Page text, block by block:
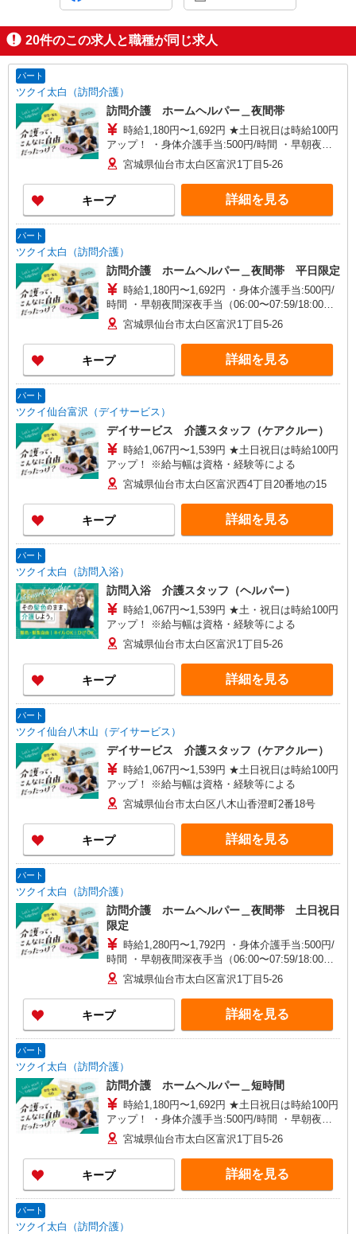
20件のこの求人と職種が同じ求人
パート
ツクイ太白（訪問介護）
訪問介護 ホームヘルパー＿夜間帯
時給1,180円〜1,692円 ★土日祝日は時給100円
アップ！ ・身体介護手当:500円/時間 ・早朝夜間
深夜手当（06:00〜07:59/18:00〜05:59）:300円/時
間 ※深夜割増は別途支給 ・ICT手当:2,000円/月 ・
特定事業所加算手当:60円/時間（時給に含む） ※
給与幅は資格・経験等による
宮城県仙台市太白区富沢1丁目5-26
キープ 詳細を見る
パート
ツクイ太白（訪問介護）
訪問介護 ホームヘルパー＿夜間帯 平日限定
時給1,180円〜1,692円 ・身体介護手当:500円/
時間 ・早朝夜間深夜手当（06:00〜07:59/18:00〜
05:59）:300円/時間 ※深夜割増は別途支給 ・ICT
手当:2,000円/月 ・特定事業所加算手当:60円/時間
（時給に含む） ※給与幅は資格・経験等による
宮城県仙台市太白区富沢1丁目5-26
キープ 詳細を見る
パート
ツクイ仙台富沢（デイサービス）
デイサービス 介護スタッフ（ケアクルー）
時給1,067円〜1,539円 ★土日祝日は時給100円
アップ！ ※給与幅は資格・経験等による
宮城県仙台市太白区富沢西4丁目20番地の15
キープ 詳細を見る
パート
ツクイ太白（訪問入浴）
訪問入浴 介護スタッフ（ヘルパー）
時給1,067円〜1,539円 ★土・祝日は時給100円
アップ！ ※給与幅は資格・経験等による
宮城県仙台市太白区富沢1丁目5-26
キープ 詳細を見る
パート
ツクイ仙台八木山（デイサービス）
デイサービス 介護スタッフ（ケアクルー）
時給1,067円〜1,539円 ★土日祝日は時給100円
アップ！ ※給与幅は資格・経験等による
宮城県仙台市太白区八木山香澄町2番18号
キープ 詳細を見る
パート
ツクイ太白（訪問介護）
訪問介護 ホームヘルパー＿夜間帯 土日祝日
限定
時給1,280円〜1,792円 ・身体介護手当:500円/
時間 ・早朝夜間深夜手当（06:00〜07:59/18:00〜
05:59）:300円/時間 ※深夜割増は別途支給 ・ICT
手当:2,000円/月 ・特定事業所加算手当:60円/時間
（時給に含む） ・土日祝日手当:100円/時間（時給
に含む） ※給与幅は資格・経験等による
宮城県仙台市太白区富沢1丁目5-26
キープ 詳細を見る
パート
ツクイ太白（訪問介護）
訪問介護 ホームヘルパー＿短時間
時給1,180円〜1,692円 ★土日祝日は時給100円
アップ！ ・身体介護手当:500円/時間 ・早朝夜間
深夜手当（06:00〜07:59/18:00〜05:59）:300円/時
間 ・ICT手当:2,000円/月 ・特定事業所加算手
当:60円/時間（時給に含む） ※給与幅は資格・経
験等による
宮城県仙台市太白区富沢1丁目5-26
キープ 詳細を見る
パート
ツクイ太白（訪問介護）